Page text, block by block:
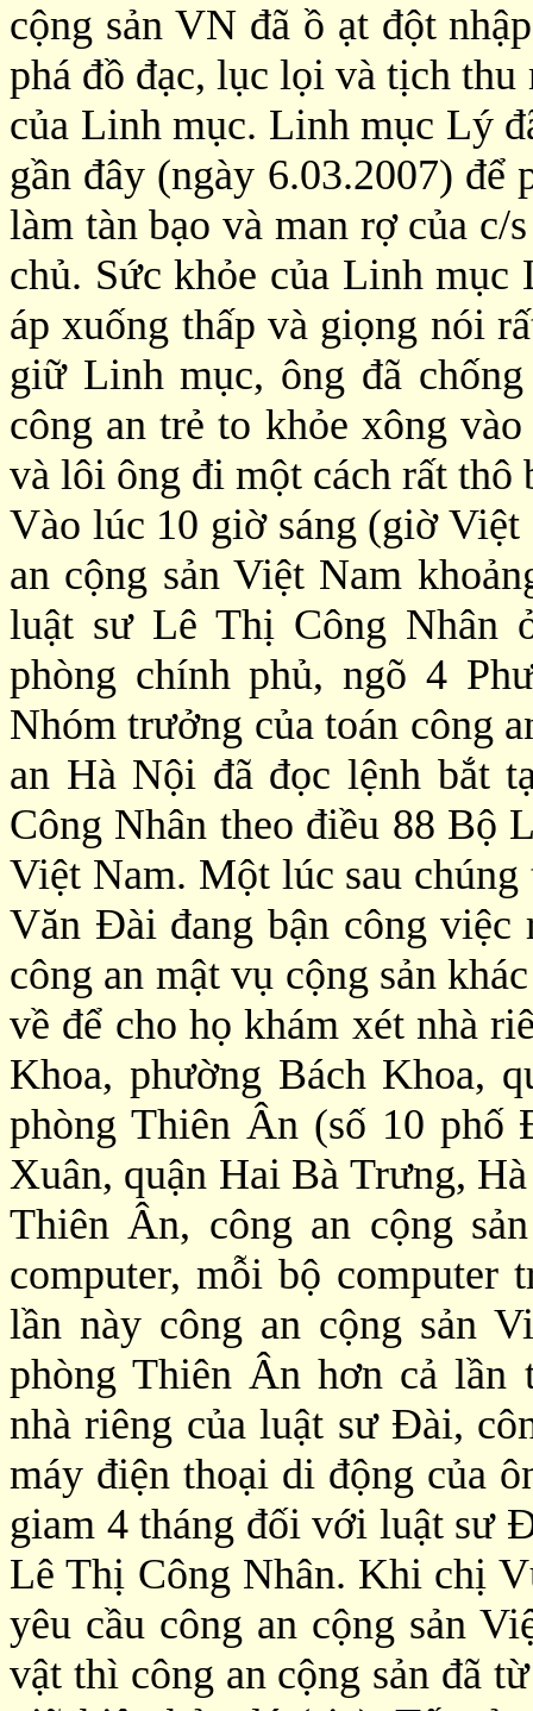
cộng sản VN đã ồ ạt đột
phá đồ đạc, lục lọi và tịch
của Linh mục. Linh mục Lý
gần đây (ngày 6.03.2007) để
làm tàn bạo và man rợ của c/
chủ. Sức khỏe của Linh
áp xuống thấp và giọng nói
giữ Linh mục, ông đã
công an trẻ to khỏe xông
và lôi ông đi một cách rất thô
Vào lúc 10 giờ sáng (giờ
an cộng sản Việt Nam
luật sư Lê Thị Công Nhân
phòng chính phủ, ngõ 4
Nhóm trưởng của toán công
an Hà Nội đã đọc lệnh bắt
Công Nhân theo điều 88 Bộ
Việt Nam. Một lúc sau
Văn Đài đang bận công việc
công an mật vụ cộng sản
về để cho họ khám xét nhà
Khoa, phường Bách Khoa,
phòng Thiên Ân (số 10 phố
Xuân, quận Hai Bà Trưng,
Thiên Ân, công an cộng
computer, mỗi bộ
lần này công an cộng sản
phòng Thiên Ân hơn cả lần
nhà riêng của luật sư Đài,
máy điện thoại di động của
giam 4 tháng đối với luật sư
Lê Thị Công Nhân. Khi chị
yêu cầu công an cộng sản
vật thì công an cộng sản đã